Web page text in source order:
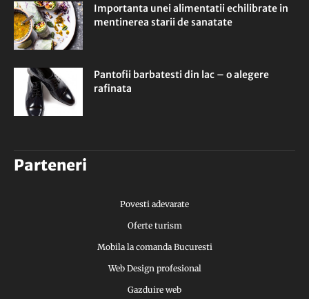
Importanta unei alimentatii echilibrate in
mentinerea starii de sanatate
Pantofii barbatesti din lac – o alegere
rafinata
Parteneri
Povesti adevarate
Oferte turism
Mobila la comanda Bucuresti
Web Design profesional
Gazduire web